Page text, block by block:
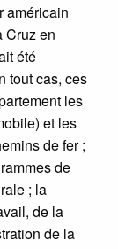
américain
Cruz en
été
tout cas, ces
les
et les
de fer ;
de
; la
de la
de la